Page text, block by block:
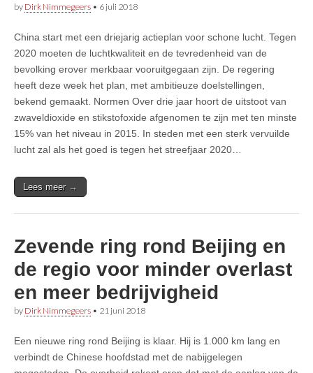
by Dirk Nimmegeers • 6 juli 2018
China start met een driejarig actieplan voor schone lucht. Tegen
2020 moeten de luchtkwaliteit en de tevredenheid van de
bevolking erover merkbaar vooruitgegaan zijn. De regering
heeft deze week het plan, met ambitieuze doelstellingen,
bekend gemaakt. Normen Over drie jaar hoort de uitstoot van
zwaveldioxide en stikstofoxide afgenomen te zijn met ten minste
15% van het niveau in 2015. In steden met een sterk vervuilde
lucht zal als het goed is tegen het streefjaar 2020…
Lees meer →
Zevende ring rond Beijing en
de regio voor minder overlast
en meer bedrijvigheid
by Dirk Nimmegeers • 21 juni 2018
Een nieuwe ring rond Beijing is klaar. Hij is 1.000 km lang en
verbindt de Chinese hoofdstad met de nabijgelegen